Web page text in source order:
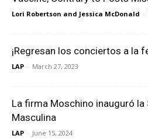
Lori Robertson and Jessica McDonald -
¡Regresan los conciertos a la
LAP - March 27, 2023
La firma Moschino inauguró la
Masculina
LAP - June 15, 2024